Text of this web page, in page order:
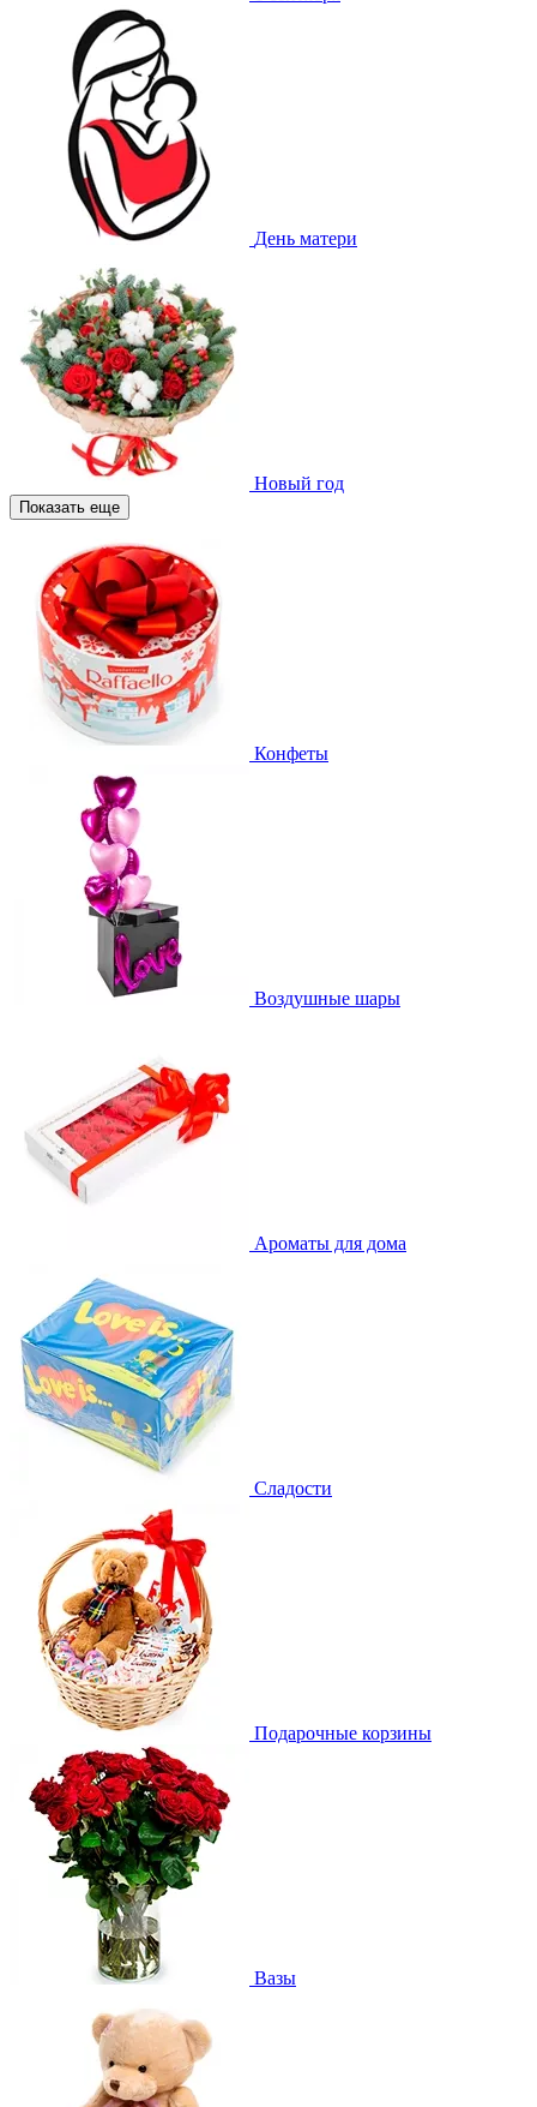
День матери
Новый год
Показать еще
Конфеты
Воздушные шары
Ароматы для дома
Сладости
Подарочные корзины
Вазы